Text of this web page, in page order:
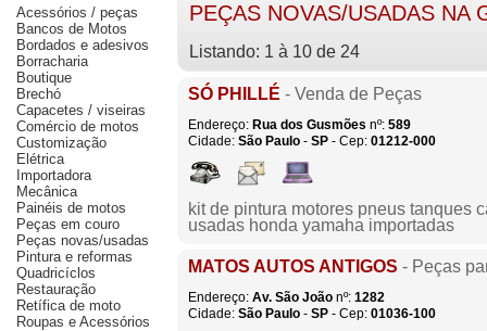
Acessórios / peças
Bancos de Motos
Bordados e adesivos
Borracharia
Boutique
Brechó
Capacetes / viseiras
Comércio de motos
Customização
Elétrica
Importadora
Mecânica
Painéis de motos
Peças em couro
Peças novas/usadas
Pintura e reformas
Quadricíclos
Restauração
Retífica de moto
Roupas e Acessórios
PEÇAS NOVAS/USADAS NA
Listando: 1 à 10 de 24
SÓ PHILLÉ - Venda de Peças
Endereço: Rua dos Gusmões nº: 589
Cidade: São Paulo - SP - Cep: 01212-000
kit de pintura motores pneus tanques
usadas honda yamaha importadas
MATOS AUTOS ANTIGOS - Peças
Endereço: Av. São João nº: 1282
Cidade: São Paulo - SP - Cep: 01036-100